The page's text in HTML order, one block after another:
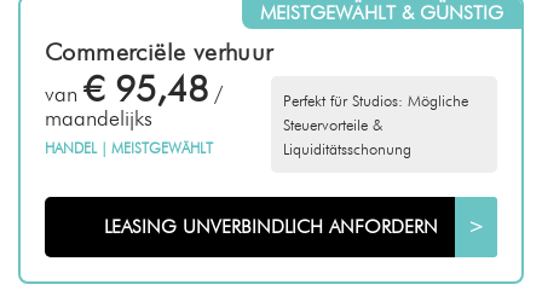
MEISTGEWÄHLT & GÜNSTIG
Commerciële verhuur
Perfekt für Studios: Mögliche
Steuervorteile &
Liquiditätsschonung
van € 95,48 /
maandelijks
HANDEL | MEISTGEWÄHLT
LEASING UNVERBINDLICH ANFORDERN >